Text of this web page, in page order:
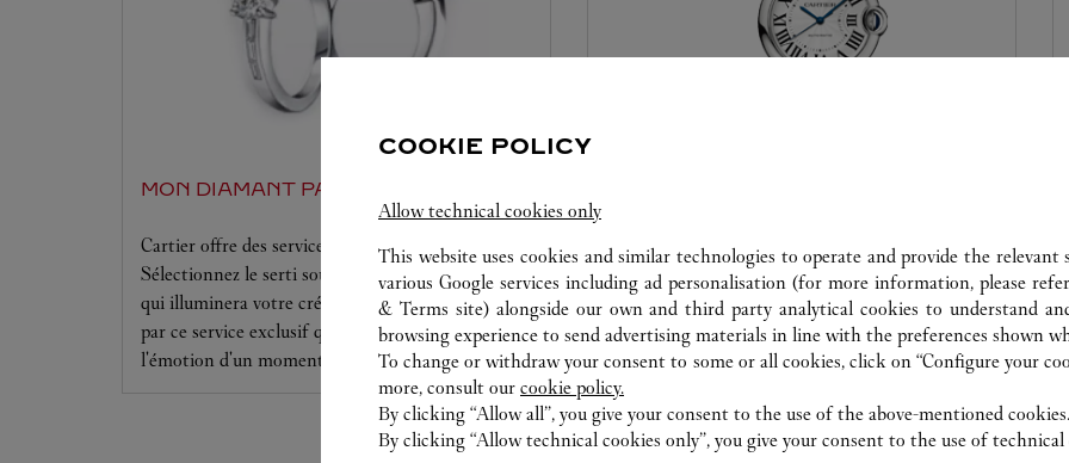
MON DIAMANT PAR CARTIER
Cartier offre des services à la mesure de vos rêves.
Sélectionnez le serti souhaité ainsi que le diamant
qui illuminera votre création. Laissez-vous séduire
par ce service exclusif qui vous procurera
l'émotion d'un moment unique.
Nos experts Cartier sont à votre disposition dans
cette boutique pour effectuer un diagnostic sur
vos créations et procéder lorsque possible à un
service immédiat.
COOKIE POLICY
Allow technical cookies only
This website uses cookies and similar technologies to operate and provide the relevant
various Google services including ad personalisation (for more information, please
& Terms site) alongside our own and third party analytical cookies to understand
browsing experience to send advertising materials in line with the preferences shown
To change or withdraw your consent to some or all cookies, click on “Configure your
more, consult our cookie policy.
By clicking “Allow all”, you give your consent to the use of the above-mentioned cookies.
By clicking “Allow technical cookies only”, you give your consent to the use of technical